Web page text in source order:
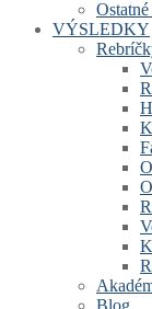
VÝSLEDKY
Blog